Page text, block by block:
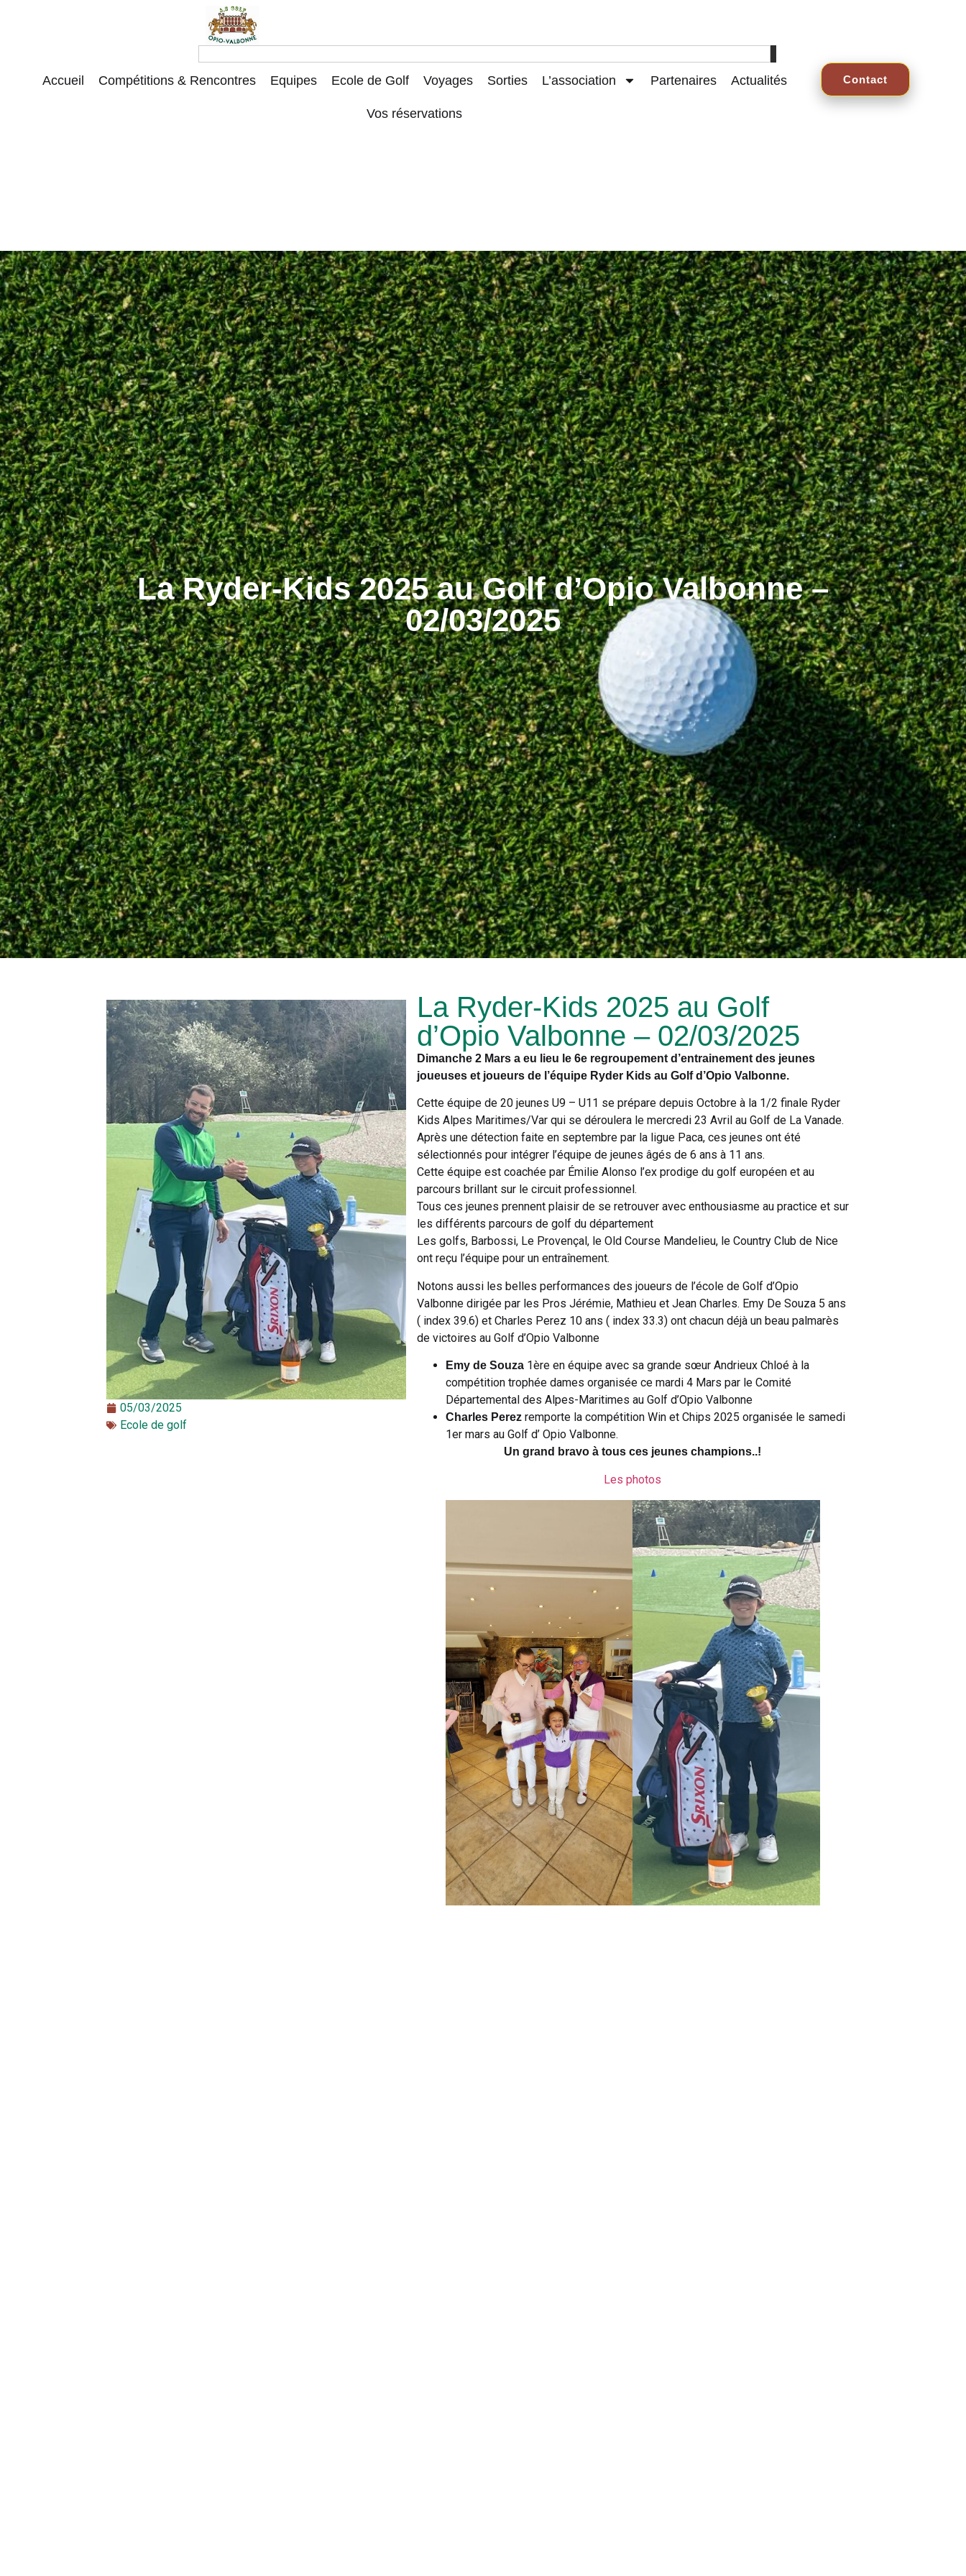
Accueil Compétitions & Rencontres Equipes Ecole de Golf Voyages Sorties L’association Partenaires Actualités
Vos réservations
Contact
La Ryder-Kids 2025 au Golf d’Opio Valbonne –
02/03/2025
05/03/2025
Ecole de golf
La Ryder-Kids 2025 au Golf
d’Opio Valbonne – 02/03/2025
Dimanche 2 Mars a eu lieu le 6e regroupement d’entrainement des jeunes
joueuses et joueurs de l’équipe Ryder Kids au Golf d’Opio Valbonne.
Cette équipe de 20 jeunes U9 – U11 se prépare depuis Octobre à la 1/2 finale Ryder
Kids Alpes Maritimes/Var qui se déroulera le mercredi 23 Avril au Golf de La Vanade.
Après une détection faite en septembre par la ligue Paca, ces jeunes ont été
sélectionnés pour intégrer l’équipe de jeunes âgés de 6 ans à 11 ans.
Cette équipe est coachée par Émilie Alonso l’ex prodige du golf européen et au
parcours brillant sur le circuit professionnel.
Tous ces jeunes prennent plaisir de se retrouver avec enthousiasme au practice et sur
les différents parcours de golf du département
Les golfs, Barbossi, Le Provençal, le Old Course Mandelieu, le Country Club de Nice
ont reçu l’équipe pour un entraînement.
Notons aussi les belles performances des joueurs de l’école de Golf d’Opio
Valbonne dirigée par les Pros Jérémie, Mathieu et Jean Charles. Emy De Souza 5 ans
( index 39.6) et Charles Perez 10 ans ( index 33.3) ont chacun déjà un beau palmarès
de victoires au Golf d’Opio Valbonne
Emy de Souza1ère en équipe avec sa grande sœur Andrieux Chloé à la
compétition trophée dames organisée ce mardi 4 Mars par le Comité
Départemental des Alpes-Maritimes au Golf d’Opio Valbonne
Charles Perezremporte la compétition Win et Chips 2025 organisée le samedi
1er mars au Golf d’ Opio Valbonne.
Un grand bravo à tous ces jeunes champions..!
Les photos